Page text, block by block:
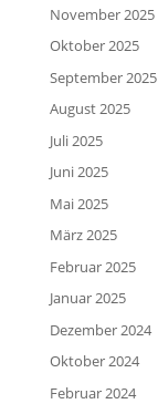
November 2025
Oktober 2025
September 2025
August 2025
Juli 2025
Juni 2025
Mai 2025
März 2025
Februar 2025
Januar 2025
Dezember 2024
Oktober 2024
Februar 2024